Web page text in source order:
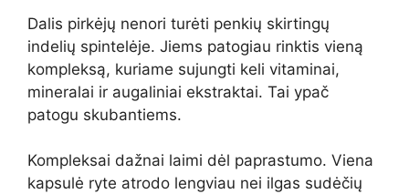
Dalis pirkėjų nenori turėti penkių skirtingų
indelių spintelėje. Jiems patogiau rinktis vieną
kompleksą, kuriame sujungti keli vitaminai,
mineralai ir augaliniai ekstraktai. Tai ypač
patogu skubantiems.
Kompleksai dažnai laimi dėl paprastumo. Viena
kapsulė ryte atrodo lengviau nei ilgas sudėčių